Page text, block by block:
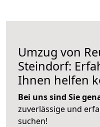
Umzug von
Steindorf:
Ihnen helfen
Bei uns sind Sie
zuverlässige und
suchen!